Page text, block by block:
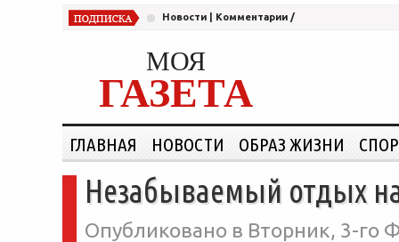
Новости Комментарии /
МОЯ
ГАЗЕТА
ГЛАВНАЯ НОВОСТИ ОБРАЗ ЖИЗНИ
Незабываемый отдых
Опубликовано в Вторник, 3-го